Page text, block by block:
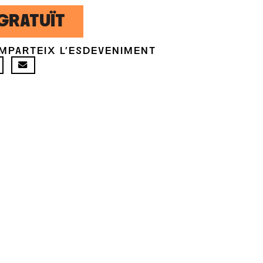
L'ESDEVENIMENT